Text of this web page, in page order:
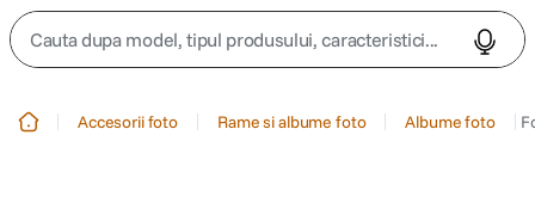
Cauta dupa model, tipul produsului, caracteristici...
Accesorii foto Rame si albume foto Albume foto